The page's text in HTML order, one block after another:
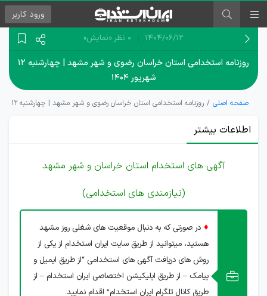
ورود کاربر
۱۴۰۴/۰۶/۱۲ 0 نظر «نمایش»
روزنامه استخدامی استان خراسان رضوی و شهر مشهد | چهارشنبه ۱۲
شهریور ۱۴۰۴
صفحه اصلی روزنامه استخدامی استان خراسان رضوی و شهر مشهد | چهارشنبه ۱۲ شهریور ۱۴۰۴
اطلاعات بیشتر
آگهی های استخدام استان خراسان و شهر مشهد
(نیازمندی های استخدامی)
♦ در صورتی که به دنبال موقعیت های شغلی روز مشهد
هستید، میتوانید از طریق سایت ایران استخدام از یکی از
روش های دریافت آگهی های استخدامی “از طریق ایمیل و
پیامک – از طریق اپلیکیشن اختصاصی ایران استخدام – از
طریق کانال تلگرام ایران استخدام” اقدام نمایید.